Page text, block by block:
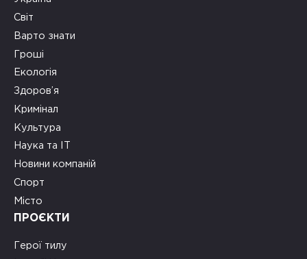
Світ
Варто знати
Гроші
Екологія
Здоров’я
Кримінал
Культура
Наука та ІТ
Новини компаній
Спорт
Місто
ПРОЄКТИ
Герої тилу